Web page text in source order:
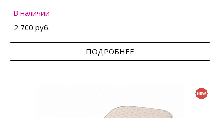
В наличии
2 700 руб.
ПОДРОБНЕЕ